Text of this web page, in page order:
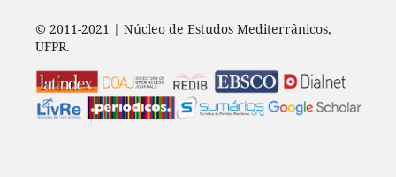
© 2011-2021 | Núcleo de Estudos Mediterrânicos,
UFPR.